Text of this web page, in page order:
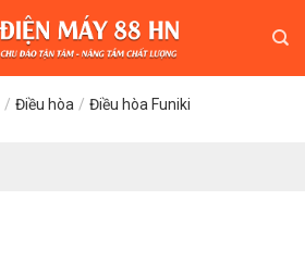
/ Điều hòa / Điều hòa Funiki